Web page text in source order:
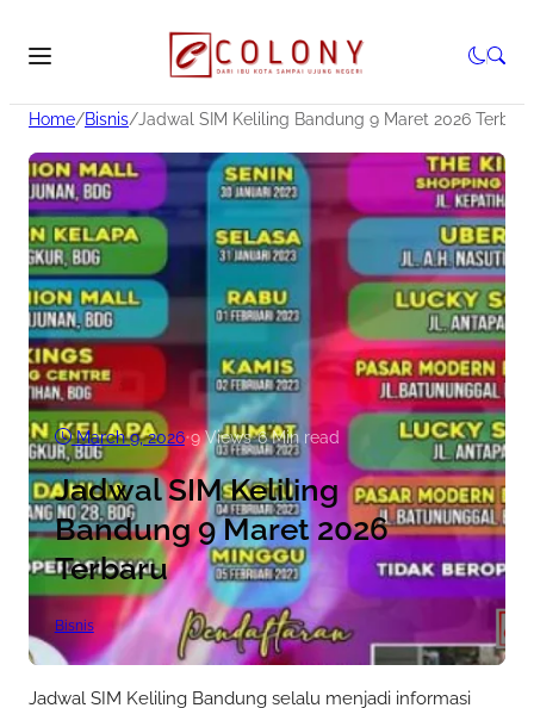
Home/Bisnis/Jadwal SIM Keliling Bandung 9 Maret 2026 Terbaru
March 9, 2026•9Views•6 Min read
Jadwal SIM Keliling
Bandung 9 Maret 2026
Terbaru
Bisnis
Jadwal SIM Keliling Bandung selalu menjadi informasi